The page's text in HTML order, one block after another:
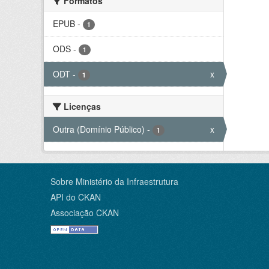
EPUB - 1
ODS - 1
ODT - 1 x
Licenças
Outra (Domínio Público) - 1 x
Sobre Ministério da Infraestrutura
API do CKAN
Associação CKAN